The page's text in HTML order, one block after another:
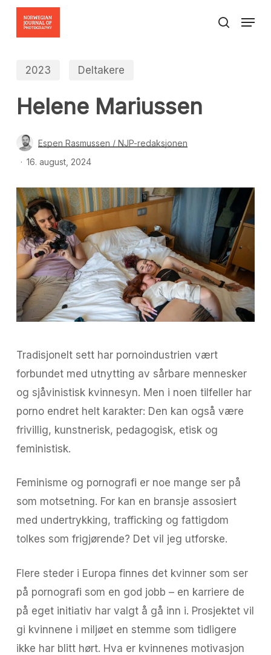
Skip
content
search
Menu
2023 Deltakere
Helene Mariussen
Espen Rasmussen / NJP-redaksjonen
16. august, 2024
Tradisjonelt sett har pornoindustrien vært
forbundet med utnytting av sårbare mennesker
og sjåvinistisk kvinnesyn. Men i noen tilfeller har
porno endret helt karakter: Den kan også være
frivillig, kunstnerisk, pedagogisk, etisk og
feministisk.
Feminisme og pornografi er noe mange ser på
som motsetning. For kan en bransje assosiert
med undertrykking, trafficking og fattigdom
tolkes som frigjørende? Det vil jeg utforske.
Flere steder i Europa finnes det kvinner som ser
på pornografi som en god jobb – en karriere de
på eget initiativ har valgt å gå inn i. Prosjektet vil
gi kvinnene i miljøet en stemme som tidligere
ikke har blitt hørt. Hva er kvinnenes motivasjon